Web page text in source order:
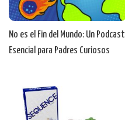
No es el Fin del Mundo: Un Podcast
Esencial para Padres Curiosos